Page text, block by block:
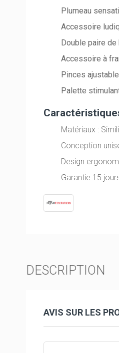
Plumeau
Accessoire
Double paire
Accessoire à
Pinces
Palette
Matériaux :
Conception
Design
Garantie 15
DESCRIPTION
AVIS SUR LES